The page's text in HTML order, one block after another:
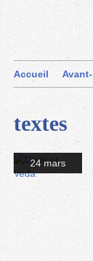
Accueil
textes
24 mars